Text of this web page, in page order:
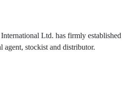
Ltd. has firmly established
agent, stockist and distributor.